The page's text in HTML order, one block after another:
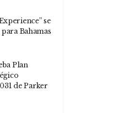
se
Bahamas
Plan
de Parker